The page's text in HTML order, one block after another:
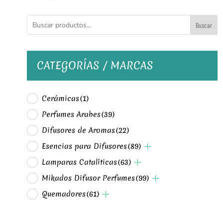
Buscar
CATEGORÍAS / MARCAS
Cerámicas(1)
Perfumes Arabes(39)
Difusores de Aromas(22)
Esencias para Difusores(89)
Lamparas Catalíticas(63)
Mikados Difusor Perfumes(99)
Quemadores(61)